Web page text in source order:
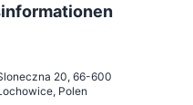
20, 66-600
Polen